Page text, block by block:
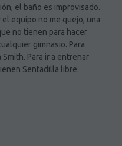
el baño es improvisado.
equipo no me quejo, una
no tienen para hacer
gimnasio. Para
Para ir a entrenar
Sentadilla libre.